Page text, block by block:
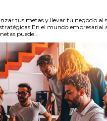
tus metas y llevar tu negocio al
En el mundo empresarial
puede...